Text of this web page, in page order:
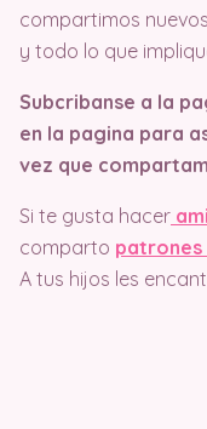
compartimos
y todo lo que
Subcribanse a la
en la pagina para
vez que
Si te gusta hacer
comparto patrones
A tus hijos les